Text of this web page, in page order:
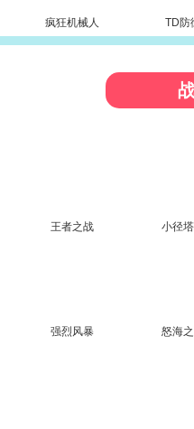
疯狂机械人 TD防
王者之战 小径
强烈风暴 怒海